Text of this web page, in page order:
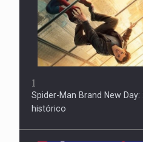
1
Spider-Man Brand New
histórico